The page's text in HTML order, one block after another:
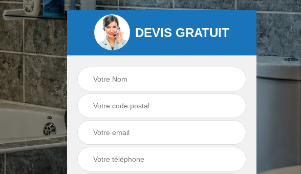
Rénovation salle de
bain 34
Entreprise de
ménage 34
DEVIS GRATUIT